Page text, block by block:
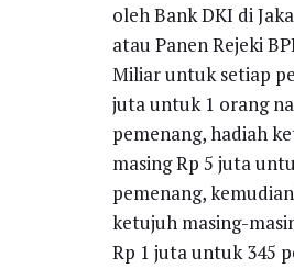
oleh Bank DKI di
atau Panen Rejeki
Miliar untuk setiap
juta untuk 1 orang
pemenang, hadiah
masing Rp 5 juta
pemenang,
ketujuh masing-
Rp 1 juta untuk 345